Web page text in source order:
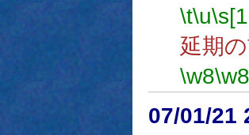
\t\u
延期
\w8\w8
07/01/21